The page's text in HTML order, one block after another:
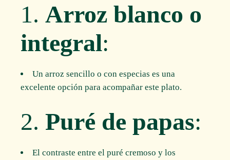
1.Arroz blanco o
integral:
Un arroz sencillo o con especias es una
excelente opción para acompañar este plato.
2.Puré de papas:
El contraste entre el puré cremoso y los